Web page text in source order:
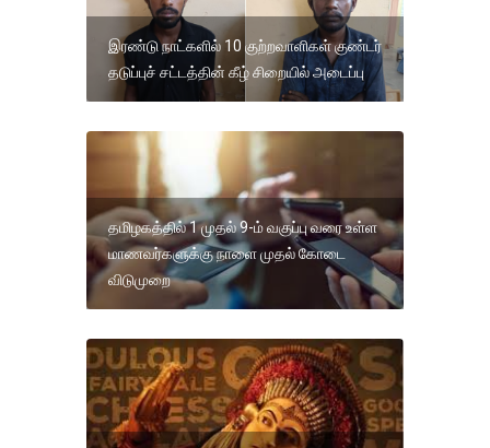
இரண்டு நாட்களில் 10 குற்றவாளிகள் குண்டர்
தடுப்புச் சட்டத்தின் கீழ் சிறையில் அடைப்பு
தமிழகத்தில் 1 முதல் 9-ம் வகுப்பு வரை உள்ள
மாணவர்களுக்கு நாளை முதல் கோடை
விடுமுறை